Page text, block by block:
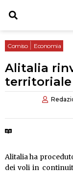
Comiso| Economia
Alitalia
territoriale
Alitalia ha
dei voli in